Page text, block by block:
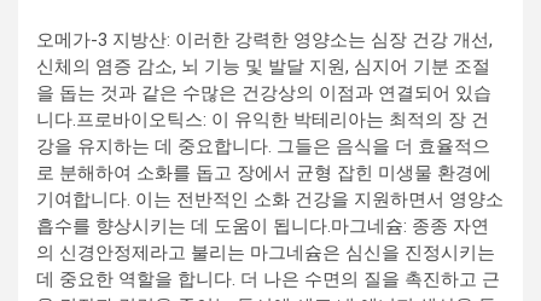
오메가-3 지방산: 이러한 강력한 영양소는 심장 건강 개선,
신체의 염증 감소, 뇌 기능 및 발달 지원, 심지어 기분 조절
을 돕는 것과 같은 수많은 건강상의 이점과 연결되어 있습
니다.프로바이오틱스: 이 유익한 박테리아는 최적의 장 건
강을 유지하는 데 중요합니다. 그들은 음식을 더 효율적으
로 분해하여 소화를 돕고 장에서 균형 잡힌 미생물 환경에
기여합니다. 이는 전반적인 소화 건강을 지원하면서 영양소
흡수를 향상시키는 데 도움이 됩니다.마그네슘: 종종 자연
의 신경안정제라고 불리는 마그네슘은 심신을 진정시키는
데 중요한 역할을 합니다. 더 나은 수면의 질을 촉진하고 근